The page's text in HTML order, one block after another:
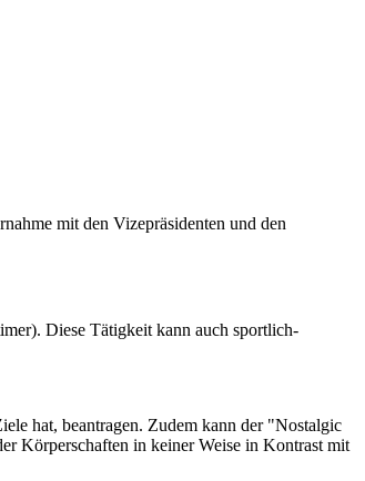
mit den Vizepräsidenten und den
Diese Tätigkeit kann auch sportlich-
hat, beantragen. Zudem kann der "Nostalgic
Körperschaften in keiner Weise in Kontrast mit